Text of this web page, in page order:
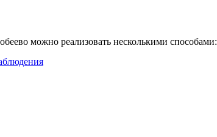
можно реализовать несколькими способами: